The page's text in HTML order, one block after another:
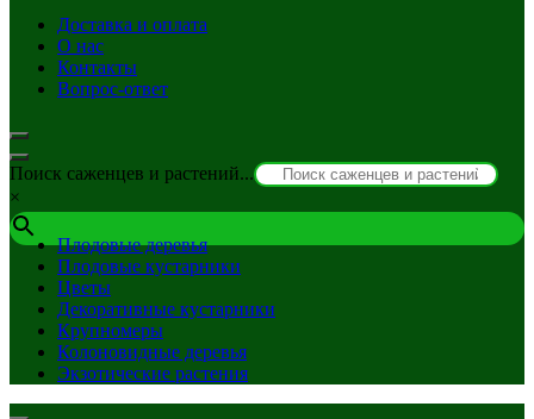
Доставка и оплата
О нас
Контакты
Вопрос-ответ
Поиск саженцев и растений...
×
Плодовые деревья
Плодовые кустарники
Цветы
Декоративные кустарники
Крупномеры
Колоновидные деревья
Экзотические растения